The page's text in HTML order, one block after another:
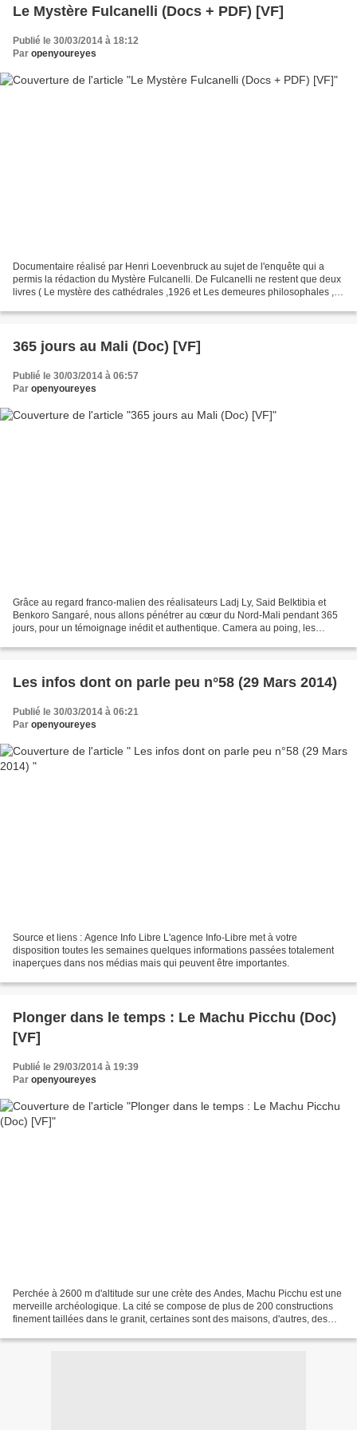
Le Mystère Fulcanelli (Docs + PDF) [VF]
Publié le 30/03/2014 à 18:12
Par openyoureyes
Documentaire réalisé par Henri Loevenbruck au sujet de l'enquête qui a
permis la rédaction du Mystère Fulcanelli. De Fulcanelli ne restent que deux
livres ( Le mystère des cathédrales ,1926 et Les demeures philosophales ,
365 jours au Mali (Doc) [VF]
Publié le 30/03/2014 à 06:57
Par openyoureyes
Grâce au regard franco-malien des réalisateurs Ladj Ly, Said Belktibia et
Benkoro Sangaré, nous allons pénétrer au cœur du Nord-Mali pendant 365
jours, pour un témoignage inédit et authentique. Camera au poing, les
Les infos dont on parle peu n°58 (29 Mars 2014)
Publié le 30/03/2014 à 06:21
Par openyoureyes
Source et liens : Agence Info Libre L'agence Info-Libre met à votre
disposition toutes les semaines quelques informations passées totalement
inaperçues dans nos médias mais qui peuvent être importantes.
Plonger dans le temps : Le Machu Picchu (Doc)
[VF]
Publié le 29/03/2014 à 19:39
Par openyoureyes
Perchée à 2600 m d'altitude sur une crète des Andes, Machu Picchu est une
merveille archéologique. La cité se compose de plus de 200 constructions
finement taillées dans le granit, certaines sont des maisons, d'autres, des